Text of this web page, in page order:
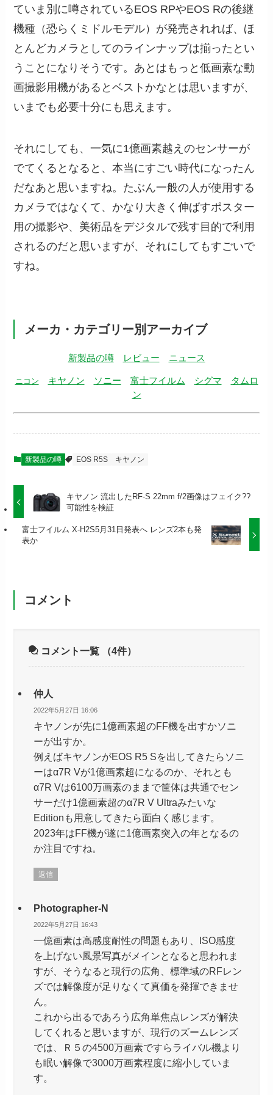
ていま別に噂されているEOS RPやEOS Rの後継
機種（恐らくミドルモデル）が発売されれば、ほ
とんどカメラとしてのラインナップは揃ったとい
うことになりそうです。あとはもっと低画素な動
画撮影用機があるとベストかなとは思いますが、
いまでも必要十分にも思えます。
それにしても、一気に1億画素越えのセンサーが
でてくるとなると、本当にすごい時代になったん
だなあと思いますね。たぶん一般の人が使用する
カメラではなくて、かなり大きく伸ばすポスター
用の撮影や、美術品をデジタルで残す目的で利用
されるのだと思いますが、それにしてもすごいで
すね。
メーカ・カテゴリー別アーカイブ
新製品の噂 レビュー ニュース
ニコン キヤノン ソニー 富士フイルム シグマ
タムロ
ン
新製品の噂 EOS R5S キヤノン
キヤノン 流出したRF-S 22mm f/2画像はフェイク??
可能性を検証
富士フイルム X-H2S5月31日発表へ レンズ2本も発
表か
コメント
コメント一覧 （4件）
仲人
2022年5月27日 16:06
キヤノンが先に1億画素超のFF機を出すかソニ
ーが出すか。
例えばキヤノンがEOS R5 Sを出してきたらソニ
ーはα7R Vが1億画素超になるのか、それとも
α7R Vは6100万画素のままで筐体は共通でセン
サーだけ1億画素超のα7R V Ultraみたいな
Editionも用意してきたら面白く感じます。
2023年はFF機が遂に1億画素突入の年となるの
か注目ですね。
返信
Photographer-N
2022年5月27日 16:43
一億画素は高感度耐性の問題もあり、ISO感度
を上げない風景写真がメインとなると思われま
すが、そうなると現行の広角、標準域のRFレン
ズでは解像度が足りなくて真価を発揮できませ
ん。
これから出るであろう広角単焦点レンズが解決
してくれると思いますが、現行のズームレンズ
では、Ｒ５の4500万画素ですらライバル機より
も眠い解像で3000万画素程度に縮小していま
す。